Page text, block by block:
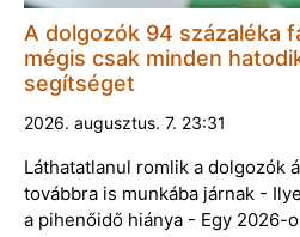
A dolgozók 94 százaléka
mégis csak minden
segítséget
2026. augusztus. 7. 23:31
Láthatatlanul romlik a dolgozók
továbbra is munkába járnak -
a pihenőidő hiánya - Egy 2026-